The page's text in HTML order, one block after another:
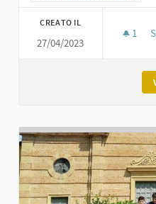
CREATO IL
27/04/2023
1